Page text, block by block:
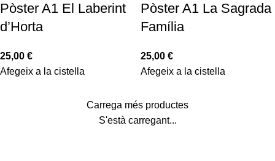
Pòster A1 El Laberint
d’Horta
25,00 €
Afegeix a la cistella
Pòster A1 La Sagrada
Família
25,00 €
Afegeix a la cistella
Carrega més productes
S'està carregant...